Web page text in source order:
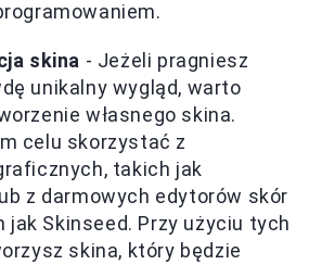
skina - Jeżeli pragniesz
unikalny wygląd, warto
własnego skina.
celu skorzystać z
takich jak
z darmowych edytorów skór
jak Skinseed. Przy użyciu tych
skina, który będzie